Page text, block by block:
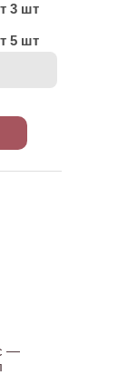
3 шт
5 шт
—